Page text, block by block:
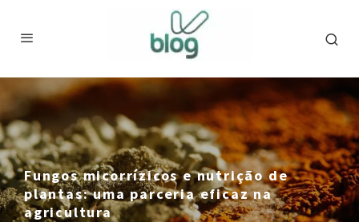
Fungos micorrízicos e nutrição de
plantas: uma parceria eficaz na
agricultura